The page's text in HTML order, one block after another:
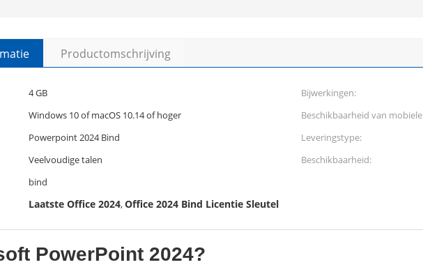
Productomschrijving
4 GB Bijwerkingen:
Windows 10 of macOS 10.14 of hoger
Beschikbaarheid van mobiele
applicaties:
Powerpoint 2024 Bind Leveringstype:
Veelvoudige talen Beschikbaarheid:
bind
Laatste Office 2024,Office 2024 Bind Licentie Sleutel
PowerPoint 2024?